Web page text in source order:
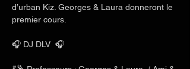
d’urban Kiz. Georges & Laura donneront le
premier cours.
🎧 DJ DLV  🎧